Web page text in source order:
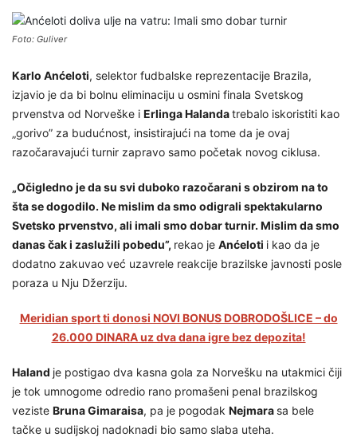
Foto: Guliver
Karlo Anćeloti, selektor fudbalske reprezentacije Brazila,
izjavio je da bi bolnu eliminaciju u osmini finala Svetskog
prvenstva od Norveške i Erlinga Halandatrebalo iskoristiti kao
„gorivo” za budućnost, insistirajući na tome da je ovaj
razočaravajući turnir zapravo samo početak novog ciklusa.
„Očigledno je da su svi duboko razočarani s obzirom na to
šta se dogodilo. Ne mislim da smo odigrali spektakularno
Svetsko prvenstvo, ali imali smo dobar turnir. Mislim da smo
danas čak i zaslužili pobedu”, rekao je Anćeloti i kao da je
dodatno zakuvao već uzavrele reakcije brazilske javnosti posle
poraza u Nju Džerziju.
Meridian sport ti donosi NOVI BONUS DOBRODOŠLICE – do
26.000 DINARA uz dva dana igre bez depozita!
Haland je postigao dva kasna gola za Norvešku na utakmici čiji
je tok umnogome odredio rano promašeni penal brazilskog
veziste Bruna Gimaraisa, pa je pogodak Nejmara sa bele
tačke u sudijskoj nadoknadi bio samo slaba uteha.